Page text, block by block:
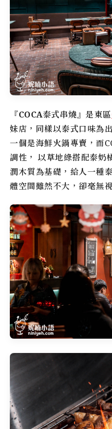
『COCA泰式串燒』是東區
妹店，同樣以泰式口味為
一個是海鮮火鍋專賣，而
調性， 以草地綠搭配泰奶
潤木質為基礎，給人一種
體空間雖然不大，卻毫無